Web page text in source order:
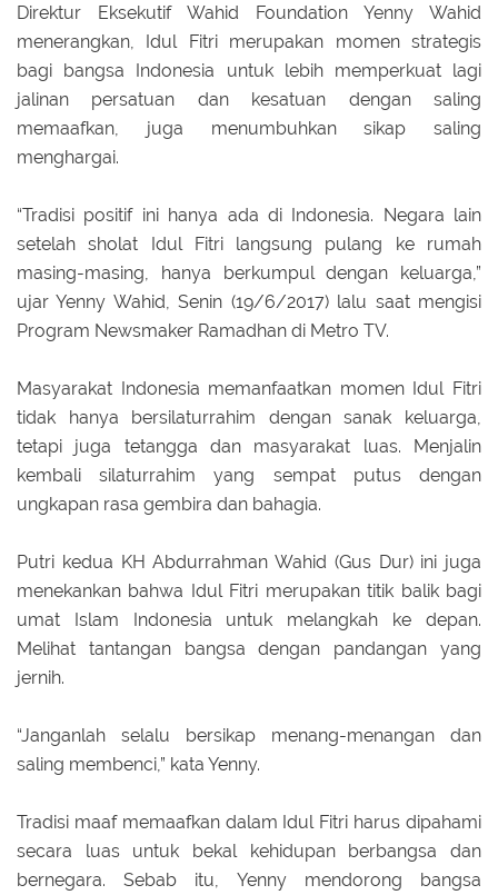
Direktur Eksekutif Wahid Foundation Yenny Wahid
menerangkan, Idul Fitri merupakan momen strategis
bagi bangsa Indonesia untuk lebih memperkuat lagi
jalinan persatuan dan kesatuan dengan saling
memaafkan, juga menumbuhkan sikap saling
menghargai.
“Tradisi positif ini hanya ada di Indonesia. Negara lain
setelah sholat Idul Fitri langsung pulang ke rumah
masing-masing, hanya berkumpul dengan keluarga,”
ujar Yenny Wahid, Senin (19/6/2017) lalu saat mengisi
Program Newsmaker Ramadhan di Metro TV.
Masyarakat Indonesia memanfaatkan momen Idul Fitri
tidak hanya bersilaturrahim dengan sanak keluarga,
tetapi juga tetangga dan masyarakat luas. Menjalin
kembali silaturrahim yang sempat putus dengan
ungkapan rasa gembira dan bahagia.
Putri kedua KH Abdurrahman Wahid (Gus Dur) ini juga
menekankan bahwa Idul Fitri merupakan titik balik bagi
umat Islam Indonesia untuk melangkah ke depan.
Melihat tantangan bangsa dengan pandangan yang
jernih.
“Janganlah selalu bersikap menang-menangan dan
saling membenci,” kata Yenny.
Tradisi maaf memaafkan dalam Idul Fitri harus dipahami
secara luas untuk bekal kehidupan berbangsa dan
bernegara. Sebab itu, Yenny mendorong bangsa